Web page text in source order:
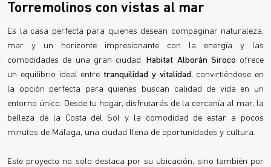
Torremolinos con vistas al mar
Es la casa perfecta para quienes desean compaginar naturaleza,
mar y un horizonte impresionante con la energía y las
comodidades de una gran ciudad. Habitat Alborán Siroco ofrece
un equilibrio ideal entre tranquilidad y vitalidad , convirtiéndose en
la opción perfecta para quienes buscan calidad de vida en un
entorno único. Desde tu hogar, disfrutarás de la cercanía al mar, la
belleza de la Costa del Sol y la comodidad de estar a pocos
minutos de Málaga, una ciudad llena de oportunidades y cultura.
Este proyecto no solo destaca por su ubicación, sino también por